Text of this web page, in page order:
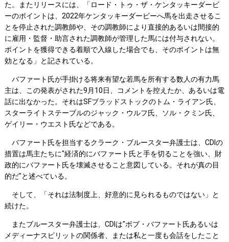
た。またリリースには、「ロード・トゥ・ザ・ケンタッキーダービ
ーのポイントは、2022年ケンタッキーダービーへ馬を出走させるこ
とを停止された調教師や、その調教師により直接的あるいは間接的
に雇用・監督・助言された調教師が管理した馬には付与されない。
ポイントを獲得できる着順で入線した場合でも、そのポイントは無
効となる」と記されている。
バファート氏が手掛ける将来有望な若馬を所有する数人の有力馬
主は、この発表がされた9月10日、コメントを控えたか、あるいは電
話に出なかった。それはSFブラッドストックのトム・ライアン氏、
スターライトステーブルのジャック・ウルフ氏、ソル・クミン氏、
ゲイリー・ウエスト氏などである。
バファート氏を担当するクラーク・ブルースター弁護士は、CDIの
措置は馬主たちに"経済的にバファート氏と手を切ることを強い、財
政的にバファート氏を壊滅させること意図している。それが真の目
的だ"と述べている。
そして、「それは法制度上、好意的に見られるものではない」と
続けた。
またブルースター弁護士は、CDIは"ボブ・バファート氏あるいは
メディーナスピリットの関係者、または私と一度も会話をしたこと